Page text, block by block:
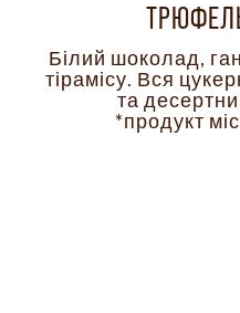
Білий шоколад,
тірамісу. Вся
та
*продукт